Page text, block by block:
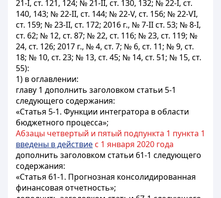
21-I, ст. 121, 124; № 21-II, ст. 130, 132; № 22-I, ст.
140, 143; № 22-II, ст. 144; № 22-V, ст. 156; № 22-VI,
ст. 159; № 23-II, ст. 172; 2016 г., № 7-II ст. 53; № 8-I,
ст. 62; № 12, ст. 87; № 22, ст. 116; № 23, ст. 119; №
24, ст. 126; 2017 г., № 4, ст. 7; № 6, ст. 11; № 9, ст.
18; № 10, ст. 23; № 13, ст. 45; № 14, ст. 51; № 15, ст.
55):
1) в оглавлении:
главу 1 дополнить заголовком статьи 5-1
следующего содержания:
«Статья 5-1. Функции интегратора в области
бюджетного процесса»;
Абзацы четвертый и пятый подпункта 1 пункта 1
введены в действие с 1 января 2020 года
дополнить заголовком статьи 61-1 следующего
содержания:
«Статья 61-1. Прогнозная консолидированная
финансовая отчетность»;